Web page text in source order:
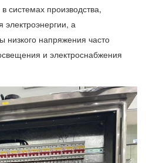
системах производства,
а
напряжения часто
и электроснабжения